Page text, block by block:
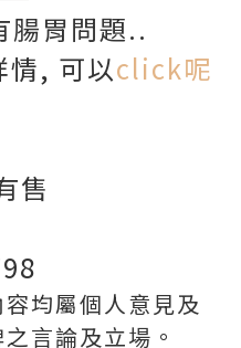
腸胃問題..
情, 可以click呢
售
均屬個人意見及
言論及立場。